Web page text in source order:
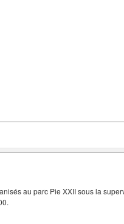
au parc Pie XXII sous la